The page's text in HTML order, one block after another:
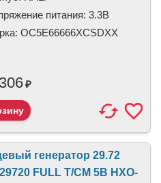
питания: 3.3В
OC5E66666XCSDXX
306₽
генератор 29.72
FULL T/CM 5В HXO-